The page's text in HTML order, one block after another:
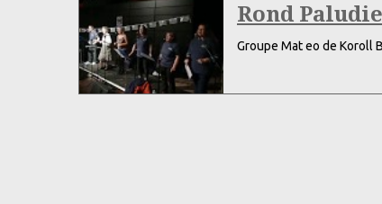
Rond
Groupe Mat eo de Koroll